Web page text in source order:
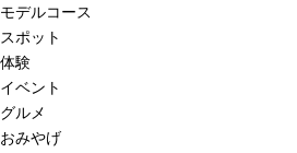
モデルコース
スポット
体験
イベント
グルメ
おみやげ